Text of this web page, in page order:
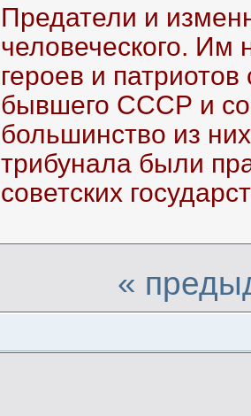
Предатели и
человеческого. Им
героев и
бывшего СССР и
большинство из
трибунала были
советских
«